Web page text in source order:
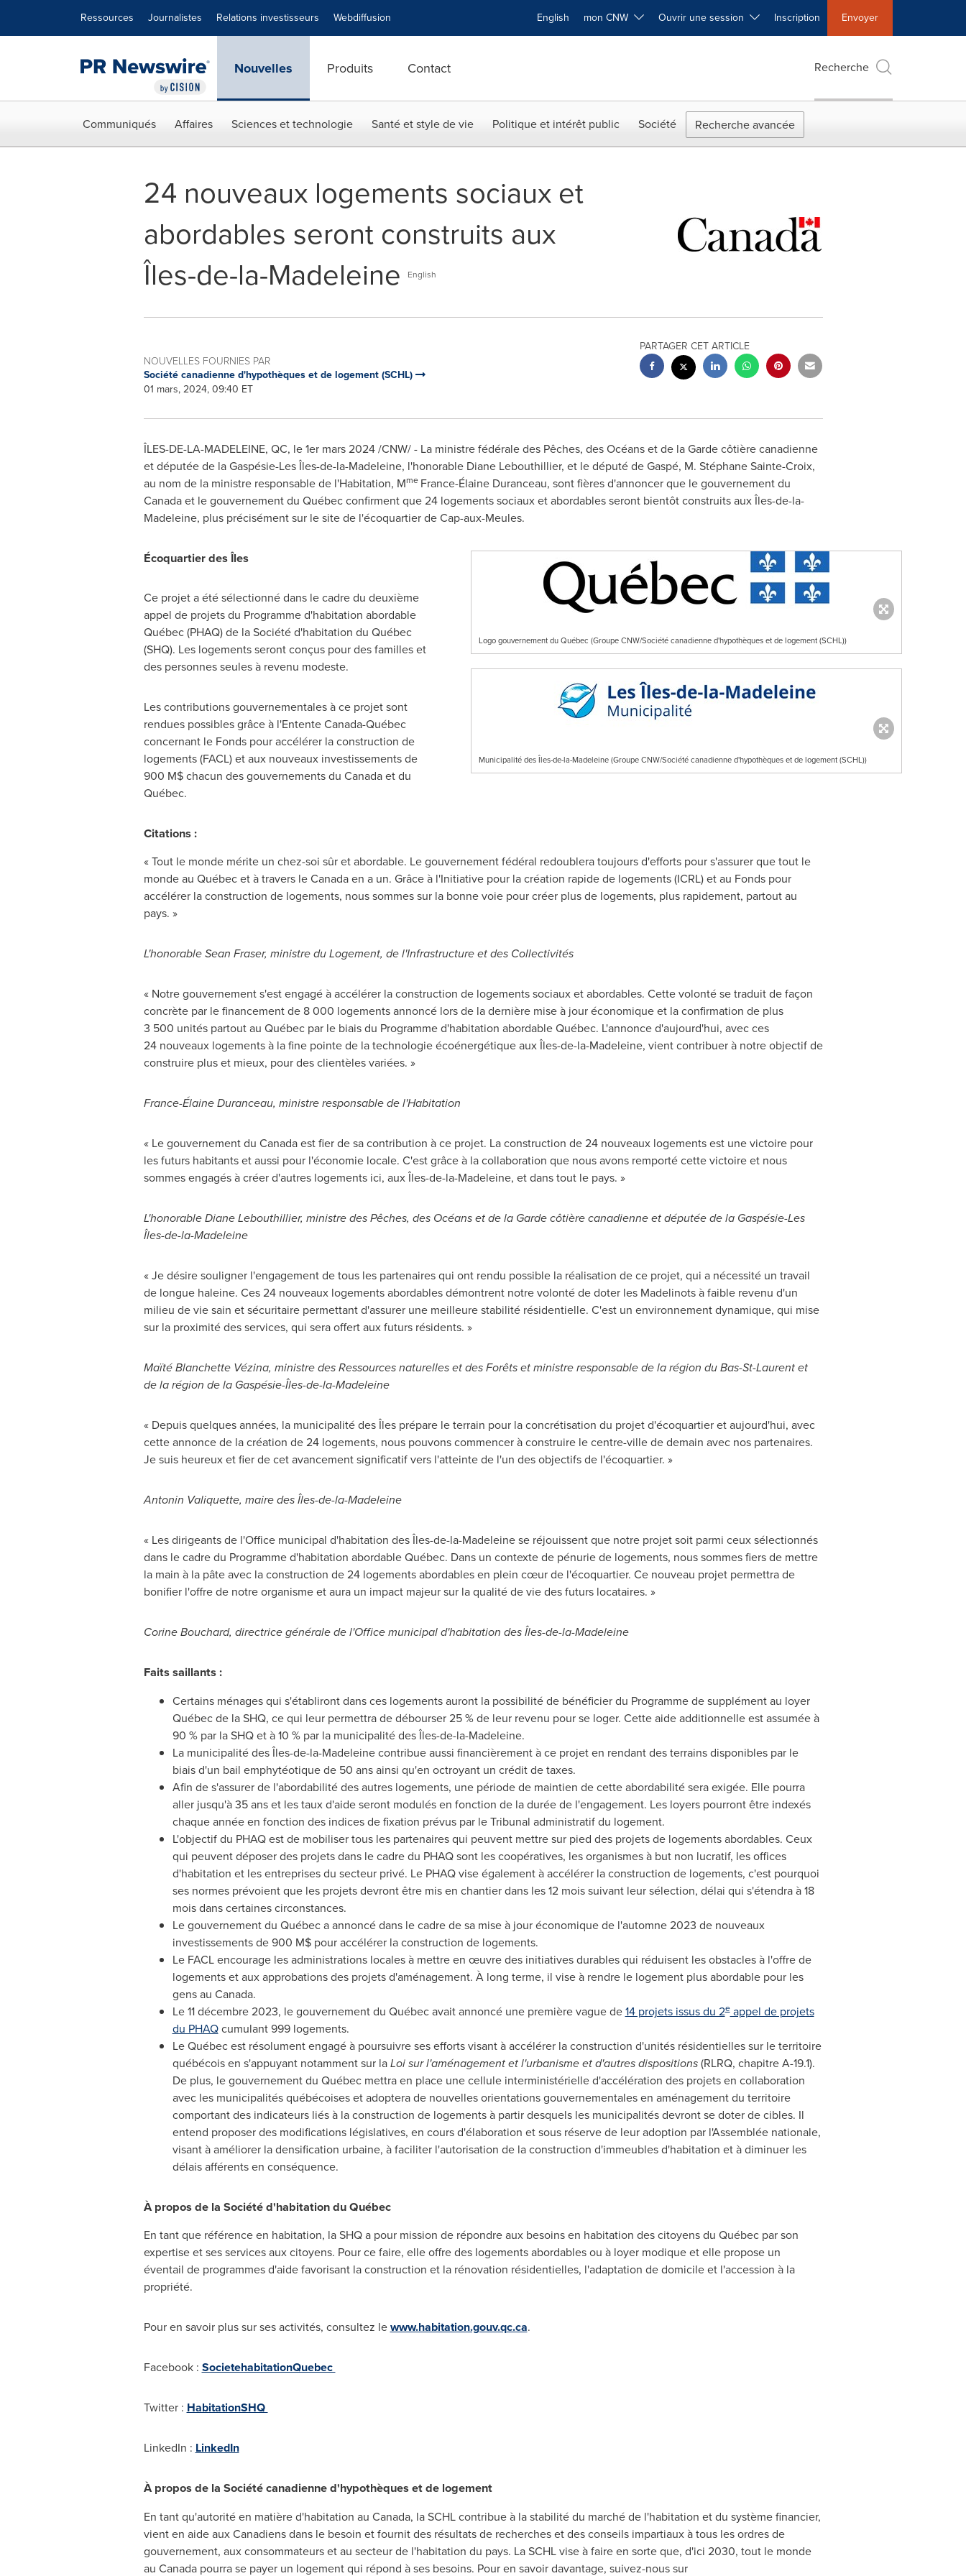
Ressources Journalistes Relations investisseurs Webdiffusion English mon CNW Ouvrir une session Inscription Envoyer
Nouvelles Produits Contact Recherche
Communiqués Affaires Sciences et technologie Santé et style de vie Politique et intérêt public Société Recherche avancée
24 nouveaux logements sociaux et
abordables seront construits aux
Îles-de-la-Madeleine
English
NOUVELLES FOURNIES PAR
Société canadienne d'hypothèques et de logement (SCHL)
01 mars, 2024, 09:40 ET
PARTAGER CET ARTICLE
ÎLES-DE-LA-MADELEINE, QC, le 1er mars 2024/CNW/ - La ministre fédérale des Pêches, des Océans et de la Garde côtière canadienne
et députée de la Gaspésie-Les Îles-de-la-Madeleine, l'honorable Diane Lebouthillier, et le député de Gaspé, M. StéphaneSainte-Croix,
au nom de la ministre responsable de l'Habitation, Mme France-Élaine Duranceau, sont fières d'annoncer que le gouvernement du
Canadaet le gouvernement du Québec confirment que 24 logements sociaux et abordables seront bientôt construits aux Îles-de-la-
Madeleine, plus précisément sur le site de l'écoquartier deCap-aux-Meules.
Logo gouvernement du Québec (Groupe CNW/Société canadienne d'hypothèques et de logement (SCHL))
Municipalité des Îles-de-la-Madeleine (Groupe CNW/Société canadienne d'hypothèques et de logement (SCHL))
Écoquartier des Îles
Ce projet a été sélectionné dans le cadre du deuxième
appel de projets du Programme d'habitation abordable
Québec (PHAQ) de la Société d'habitation du Québec
(SHQ). Les logements seront conçus pour des familles et
des personnes seules à revenu modeste.
Les contributions gouvernementales à ce projet sont
rendues possibles grâce à l'Entente Canada-Québec
concernant le Fonds pour accélérer la construction de
logements (FACL) et aux nouveaux investissements de
900 M$ chacun des gouvernements du Canadaet du
Québec.
Citations :
« Tout le monde mérite un chez-soi sûr et abordable. Le gouvernement fédéral redoublera toujours d'efforts pour s'assurer que tout le
monde au Québec et à travers leCanadaen a un. Grâce à l'Initiative pour la création rapide de logements (ICRL) et au Fonds pour
accélérer la construction de logements, nous sommes sur la bonne voie pour créer plus de logements, plus rapidement, partout au
pays. »
L'honorable Sean Fraser, ministre du Logement, de l'Infrastructure et des Collectivités
« Notre gouvernement s'est engagé à accélérer la construction de logements sociaux et abordables. Cette volonté se traduit de façon
concrète par le financement de 8 000 logements annoncé lors de la dernière mise à jour économique et la confirmation de plus
3 500 unités partout au Québec par le biais du Programme d'habitation abordable Québec. L'annonce d'aujourd'hui, avec ces
24 nouveaux logements à la fine pointe de la technologie écoénergétique aux Îles-de-la-Madeleine, vient contribuer à notre objectif de
construire plus et mieux, pour des clientèles variées. »
France-Élaine Duranceau, ministre responsable de l'Habitation
« Le gouvernement du Canadaest fier de sa contribution à ce projet. La construction de 24 nouveaux logements est une victoire pour
les futurs habitants et aussi pour l'économie locale. C'est grâce à la collaboration que nous avons remporté cette victoire et nous
sommes engagés à créer d'autres logements ici, aux Îles-de-la-Madeleine, et dans tout le pays. »
L'honorableDiane Lebouthillier, ministre des Pêches, des Océans et de la Garde côtière canadienne et députée de la Gaspésie-Les
Îles-de-la-Madeleine
« Je désire souligner l'engagement de tous les partenaires qui ont rendu possible la réalisation de ce projet, qui a nécessité un travail
de longue haleine. Ces 24 nouveaux logements abordables démontrent notre volonté de doter les Madelinots à faible revenu d'un
milieu de vie sain et sécuritaire permettant d'assurer une meilleure stabilité résidentielle. C'est un environnement dynamique, qui mise
sur la proximité des services, qui sera offert aux futurs résidents. »
Maïté Blanchette Vézina, ministre des Ressources naturelles et des Forêts et ministre responsable de la région du Bas-St-Laurent et
de la région de la Gaspésie-Îles-de-la-Madeleine
« Depuis quelques années, la municipalité des Îles prépare le terrain pour la concrétisation du projet d'écoquartier et aujourd'hui, avec
cette annonce de la création de 24 logements, nous pouvons commencer à construire le centre-ville de demain avec nos partenaires.
Je suis heureux et fier de cet avancement significatif vers l'atteinte de l'un des objectifs de l'écoquartier. »
Antonin Valiquette, maire des Îles-de-la-Madeleine
« Les dirigeants de l'Office municipal d'habitation des Îles-de-la-Madeleine se réjouissent que notre projet soit parmi ceux sélectionnés
dans le cadre du Programme d'habitation abordable Québec. Dans un contexte de pénurie de logements, nous sommes fiers de mettre
la main à la pâte avec la construction de 24 logements abordables en plein cœur de l'écoquartier. Ce nouveau projet permettra de
bonifier l'offre de notre organisme et aura un impact majeur sur la qualité de vie des futurs locataires. »
Corine Bouchard, directrice générale de l'Office municipal d'habitation des Îles-de-la-Madeleine
Faits saillants :
Certains ménages qui s'établiront dans ces logements auront la possibilité de bénéficier du Programme de supplément au loyer
Québec de la SHQ, ce qui leur permettra de débourser 25 % de leur revenu pour se loger. Cette aide additionnelle est assumée à
90 % par la SHQ et à 10 % par la municipalité des Îles-de-la-Madeleine.
La municipalité des Îles-de-la-Madeleine contribue aussi financièrement à ce projet en rendant des terrains disponibles par le
biais d'un bail emphytéotique de 50 ans ainsi qu'en octroyant un crédit de taxes.
Afin de s'assurer de l'abordabilité des autres logements, une période de maintien de cette abordabilité sera exigée. Elle pourra
aller jusqu'à 35 ans et les taux d'aide seront modulés en fonction de la durée de l'engagement. Les loyers pourront être indexés
chaque année en fonction des indices de fixation prévus par le Tribunal administratif du logement.
L'objectif du PHAQ est de mobiliser tous les partenaires qui peuvent mettre sur pied des projets de logements abordables. Ceux
qui peuvent déposer des projets dans le cadre du PHAQ sont les coopératives, les organismes à but non lucratif, les offices
d'habitation et les entreprises du secteur privé. Le PHAQ vise également à accélérer la construction de logements, c'est pourquoi
ses normes prévoient que les projets devront être mis en chantier dans les 12 mois suivant leur sélection, délai qui s'étendra à 18
mois dans certaines circonstances.
Le gouvernement du Québec a annoncé dans le cadre de sa mise à jour économique de l'automne 2023 de nouveaux
investissements de 900 M$ pour accélérer la construction de logements.
Le FACL encourage les administrations locales à mettre en œuvre des initiatives durables qui réduisent les obstacles à l'offre de
logements et aux approbations des projets d'aménagement. À long terme, il vise à rendre le logement plus abordable pour les
gens au Canada.
Le 11 décembre 2023, le gouvernement du Québec avait annoncé une première vague de14 projets issus du 2eappel de projets
du PHAQcumulant 999 logements.
Le Québec est résolument engagé à poursuivre ses efforts visant à accélérer la construction d'unités résidentielles sur le territoire
québécois en s'appuyant notamment sur laLoi sur l'aménagement et l'urbanisme et d'autres dispositions(RLRQ, chapitre A-19.1).
De plus, le gouvernement du Québec mettra en place une cellule interministérielle d'accélération des projets en collaboration
avec les municipalités québécoises et adoptera de nouvelles orientations gouvernementales en aménagement du territoire
comportant des indicateurs liés à la construction de logements à partir desquels les municipalités devront se doter de cibles. Il
entend proposer des modifications législatives, en cours d'élaboration et sous réserve de leur adoption par l'Assemblée nationale,
visant à améliorer la densification urbaine, à faciliter l'autorisation de la construction d'immeubles d'habitation et à diminuer les
délais afférents en conséquence.
À propos de la Société d'habitation du Québec
En tant que référence en habitation, la SHQ a pour mission de répondre aux besoins en habitation des citoyens du Québec par son
expertise et ses services aux citoyens. Pour ce faire, elle offre des logements abordables ou à loyer modique et elle propose un
éventail de programmes d'aide favorisant la construction et la rénovation résidentielles, l'adaptation de domicile et l'accession à la
propriété.
Pour en savoir plus sur ses activités, consultez lewww.habitation.gouv.qc.ca.
Facebook : SocietehabitationQuebec
Twitter : HabitationSHQ
LinkedIn : LinkedIn
À propos de la Société canadienne d'hypothèques et de logement
En tant qu'autorité en matière d'habitation au Canada, la SCHL contribue à la stabilité du marché de l'habitation et du système financier,
vient en aide aux Canadiens dans le besoin et fournit des résultats de recherches et des conseils impartiaux à tous les ordres de
gouvernement, aux consommateurs et au secteur de l'habitation du pays. La SCHL vise à faire en sorte que, d'ici 2030, tout le monde
au Canadapourra se payer un logement qui répond à ses besoins. Pour en savoir davantage, suivez-nous sur